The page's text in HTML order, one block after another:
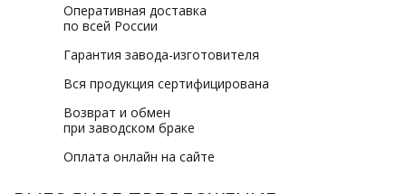
Оперативная доставка
по всей России
Гарантия завода-изготовителя
Вся продукция сертифицирована
Возврат и обмен
при заводском браке
Оплата онлайн на сайте